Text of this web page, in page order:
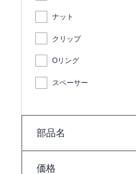
ナット
クリップ
Oリング
スペーサー
部品名
価格